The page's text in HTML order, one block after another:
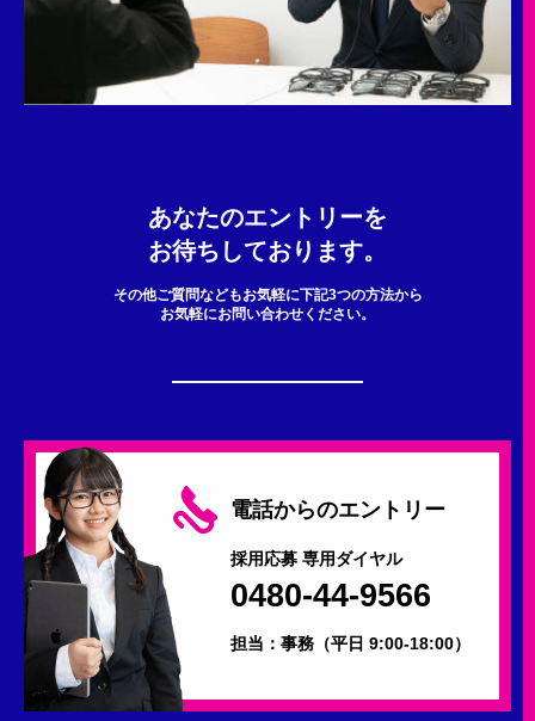
あなたのエントリーを
お待ちしております。
その他ご質問などもお気軽に下記3つの方法から
お気軽にお問い合わせください。
電話からのエントリー
採用応募 専用ダイヤル
0480-44-9566
担当：事務 （平日 9:00-18:00）